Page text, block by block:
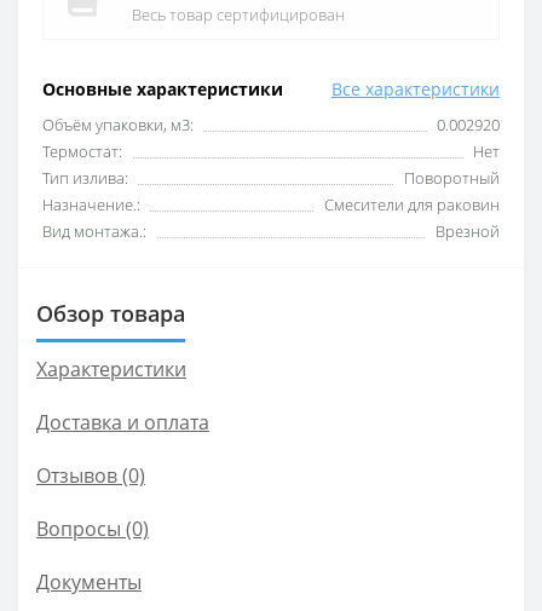
Основные характеристики Все характеристики
Объём упаковки, м3:
0.002920
Термостат:
Нет
Тип излива:
Поворотный
Назначение.:
Смесители для раковин
Вид монтажа.:
Врезной
Весь товар сертифицирован
Обзор товара
Характеристики
Доставка и оплата
Отзывов (0)
Вопросы (0)
Документы